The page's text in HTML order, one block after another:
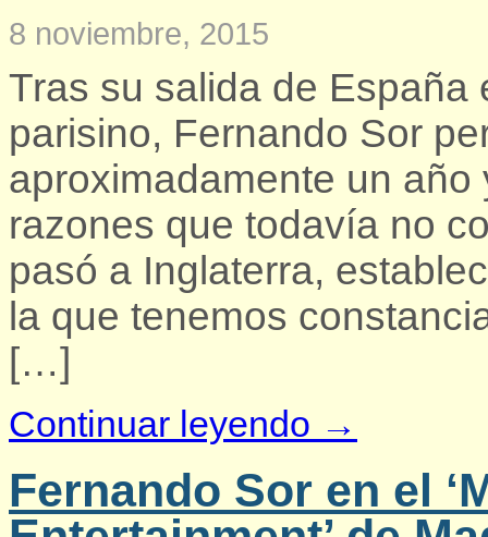
8 noviembre, 2015
Tras su salida de España
parisino, Fernando Sor
aproximadamente un
razones que todavía no
pasó a Inglaterra,
la que tenemos
[…]
Continuar leyendo →
Fernando Sor en el